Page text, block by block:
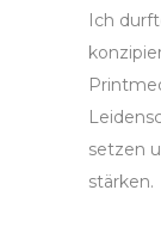
Ich
setzen
stärken.